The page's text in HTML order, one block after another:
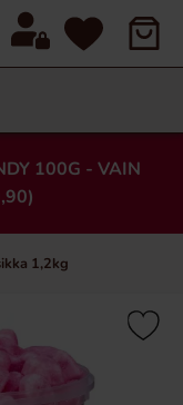
100G - VAIN
1,2kg
×